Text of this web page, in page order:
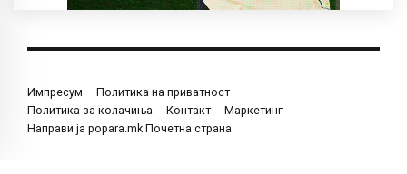
Импресум
Политика на приватност
Политика за колачиња
Контакт
Маркетинг
Направи ја popara.mk Почетна страна